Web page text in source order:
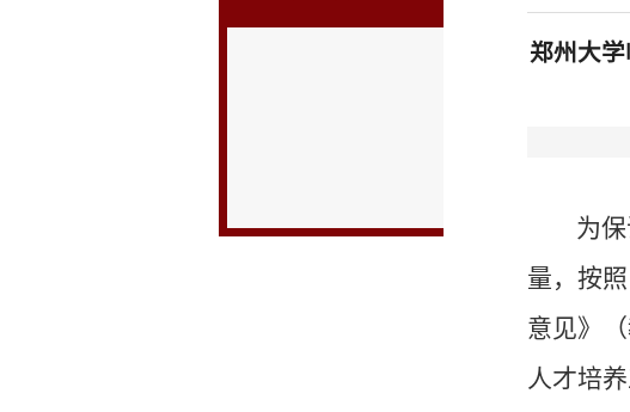
郑州大
为
量，按
意见》
人才培